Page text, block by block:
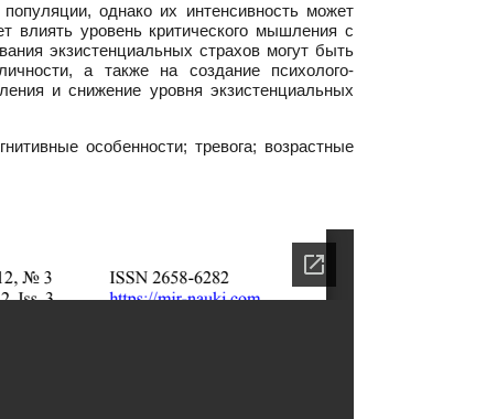
однако их интенсивность может
влиять уровень критического мышления с
экзистенциальных страхов могут быть
а также на создание психолого-
и снижение уровня экзистенциальных
особенности; тревога; возрастные